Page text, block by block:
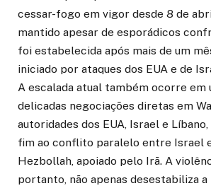
cessar-fogo em vigor desde 8 de
mantido apesar de esporádicos
foi estabelecida após mais de um
iniciado por ataques dos EUA e de
A escalada atual também ocorre em
delicadas negociações diretas em
autoridades dos EUA, Israel e
fim ao conflito paralelo entre Israel
Hezbollah, apoiado pelo Irã. A
portanto, não apenas desestabiliza a